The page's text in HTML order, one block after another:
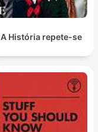
par un
chez moi,
00:23:19 · Il
A História repete-se